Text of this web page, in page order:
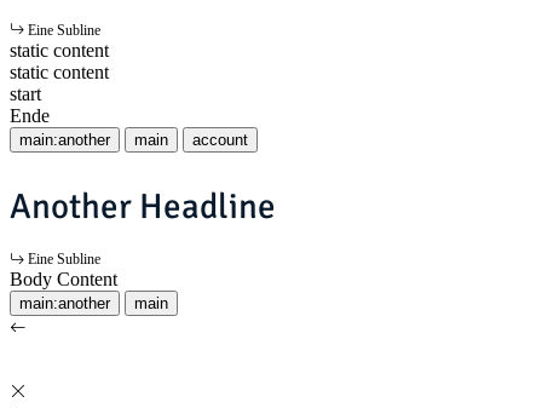
Eine Subline
static content
static content
start
Ende
main:another main account
Another Headline
Eine Subline
Body Content
main:another main